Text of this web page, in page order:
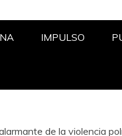
IMPULSO
de la violencia